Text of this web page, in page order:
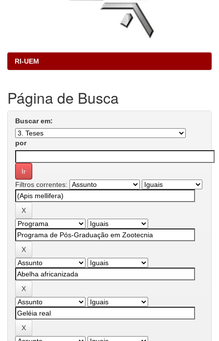
RI-UEM
Página de Busca
Buscar em:
por
Filtros correntes: